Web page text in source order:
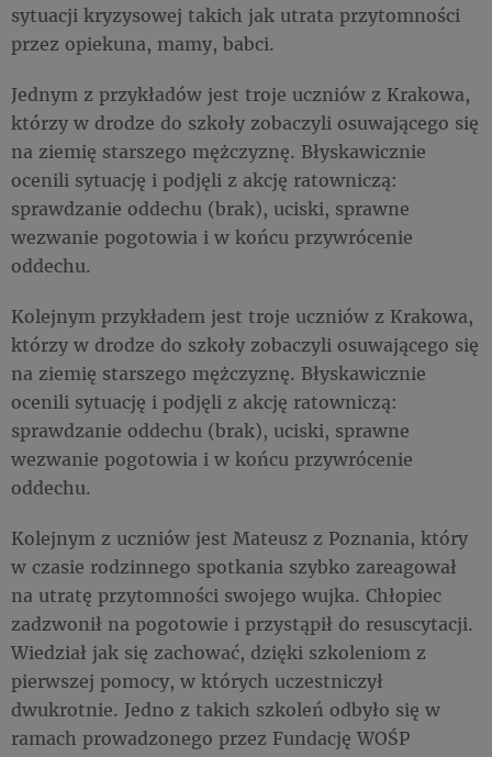
sytuacji kryzysowej takich jak utrata przytomności
przez opiekuna, mamy, babci.
Jednym z przykładów jest troje uczniów z Krakowa,
którzy w drodze do szkoły zobaczyli osuwającego się
na ziemię starszego mężczyznę. Błyskawicznie
ocenili sytuację i podjęli z akcję ratowniczą:
sprawdzanie oddechu (brak), uciski, sprawne
wezwanie pogotowia i w końcu przywrócenie
oddechu.
Kolejnym przykładem jest troje uczniów z Krakowa,
którzy w drodze do szkoły zobaczyli osuwającego się
na ziemię starszego mężczyznę. Błyskawicznie
ocenili sytuację i podjęli z akcję ratowniczą:
sprawdzanie oddechu (brak), uciski, sprawne
wezwanie pogotowia i w końcu przywrócenie
oddechu.
Kolejnym z uczniów jest Mateusz z Poznania, który
w czasie rodzinnego spotkania szybko zareagował
na utratę przytomności swojego wujka. Chłopiec
zadzwonił na pogotowie i przystąpił do resuscytacji.
Wiedział jak się zachować, dzięki szkoleniom z
pierwszej pomocy, w których uczestniczył
dwukrotnie. Jedno z takich szkoleń odbyło się w
ramach prowadzonego przez Fundację WOŚP